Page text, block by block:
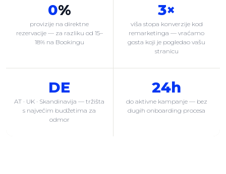
0%
provizije na direktne
rezervacije — za razliku od 15–
18% na Bookingu
3×
viša stopa konverzije kod
remarketinga — vraćamo
gosta koji je pogledao vašu
stranicu
DE
AT · UK · Skandinavija — tržišta
s najvećim budžetima za
odmor
24h
do aktivne kampanje — bez
dugih onboarding procesa